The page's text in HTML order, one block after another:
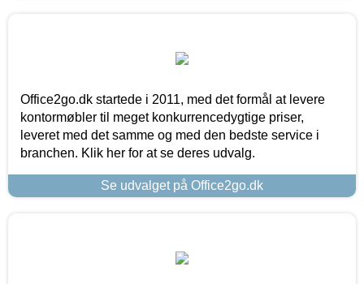
Office2go.dk startede i 2011, med det formål at levere
kontormøbler til meget konkurrencedygtige priser,
leveret med det samme og med den bedste service i
branchen. Klik her for at se deres udvalg.
Se udvalget på Office2go.dk